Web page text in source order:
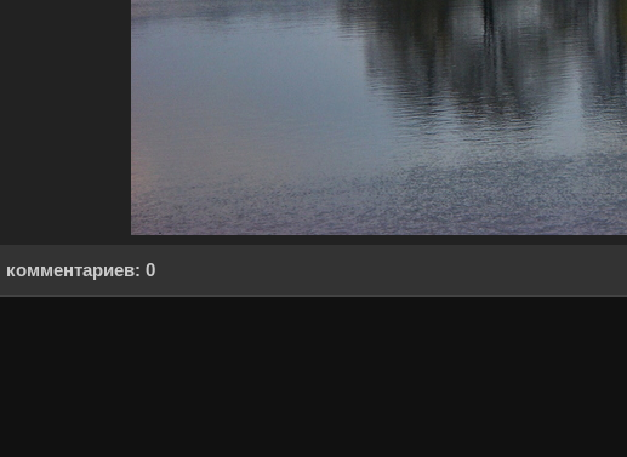
комментариев: 0